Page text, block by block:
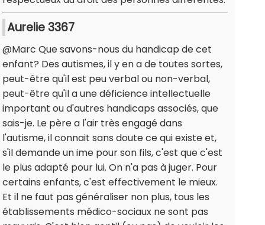
Aurelie 3367
@Marc Que savons-nous du handicap de cet
enfant? Des autismes, il y en a de toutes sortes,
peut-être qu'il est peu verbal ou non-verbal,
peut-être qu'il a une déficience intellectuelle
important ou d'autres handicaps associés, que
sais-je. Le père a l'air très engagé dans
l'autisme, il connait sans doute ce qui existe et,
s'il demande un ime pour son fils, c'est que c'est
le plus adapté pour lui. On n'a pas à juger. Pour
certains enfants, c'est effectivement le mieux.
Et il ne faut pas généraliser non plus, tous les
établissements médico-sociaux ne sont pas